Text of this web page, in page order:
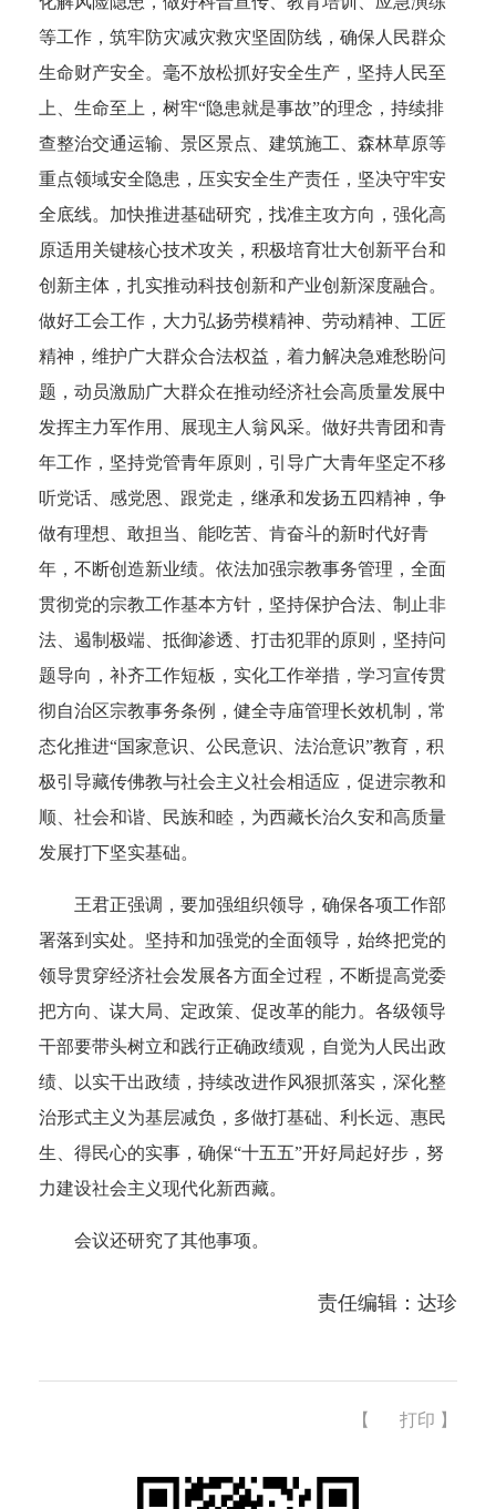
等工作，筑牢防灾减灾救灾坚固防线，确保人民群众
生命财产安全。毫不放松抓好安全生产，坚持人民至
上、生命至上，树牢“隐患就是事故”的理念，持续排
查整治交通运输、景区景点、建筑施工、森林草原等
重点领域安全隐患，压实安全生产责任，坚决守牢安
全底线。加快推进基础研究，找准主攻方向，强化高
原适用关键核心技术攻关，积极培育壮大创新平台和
创新主体，扎实推动科技创新和产业创新深度融合。
做好工会工作，大力弘扬劳模精神、劳动精神、工匠
精神，维护广大群众合法权益，着力解决急难愁盼问
题，动员激励广大群众在推动经济社会高质量发展中
发挥主力军作用、展现主人翁风采。做好共青团和青
年工作，坚持党管青年原则，引导广大青年坚定不移
听党话、感党恩、跟党走，继承和发扬五四精神，争
做有理想、敢担当、能吃苦、肯奋斗的新时代好青
年，不断创造新业绩。依法加强宗教事务管理，全面
贯彻党的宗教工作基本方针，坚持保护合法、制止非
法、遏制极端、抵御渗透、打击犯罪的原则，坚持问
题导向，补齐工作短板，实化工作举措，学习宣传贯
彻自治区宗教事务条例，健全寺庙管理长效机制，常
态化推进“国家意识、公民意识、法治意识”教育，积
极引导藏传佛教与社会主义社会相适应，促进宗教和
顺、社会和谐、民族和睦，为西藏长治久安和高质量
发展打下坚实基础。
王君正强调，要加强组织领导，确保各项工作部
署落到实处。坚持和加强党的全面领导，始终把党的
领导贯穿经济社会发展各方面全过程，不断提高党委
把方向、谋大局、定政策、促改革的能力。各级领导
干部要带头树立和践行正确政绩观，自觉为人民出政
绩、以实干出政绩，持续改进作风狠抓落实，深化整
治形式主义为基层减负，多做打基础、利长远、惠民
生、得民心的实事，确保“十五五”开好局起好步，努
力建设社会主义现代化新西藏。
会议还研究了其他事项。
责任编辑：达珍
【 打印 】